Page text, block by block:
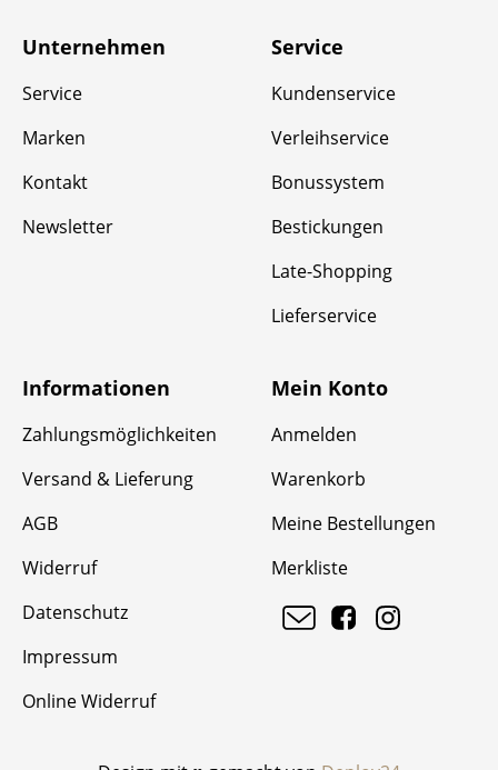
Unternehmen
Service
Marken
Kontakt
Newsletter
Service
Kundenservice
Verleihservice
Bonussystem
Bestickungen
Late-Shopping
Lieferservice
Informationen
Zahlungsmöglichkeiten
Versand & Lieferung
AGB
Widerruf
Datenschutz
Impressum
Online Widerruf
Mein Konto
Anmelden
Warenkorb
Meine Bestellungen
Merkliste